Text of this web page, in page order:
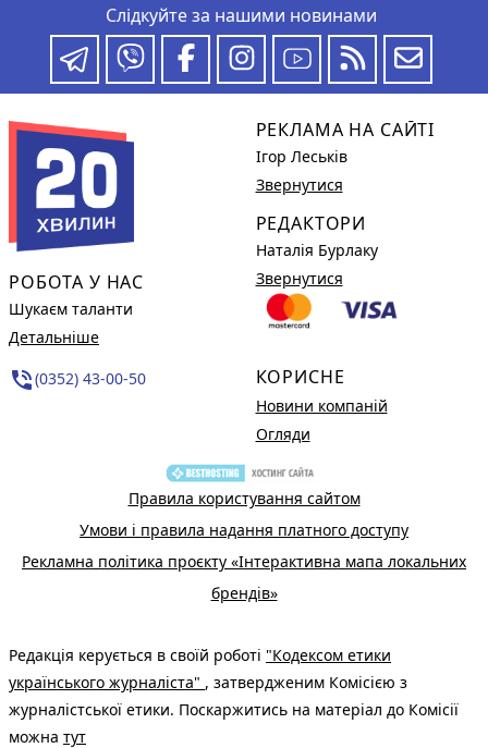
Слідкуйте за нашими новинами
РОБОТА У НАС
Шукаєм таланти
Детальніше
phone_in_talk(0352) 43-00-50
РЕКЛАМА НА САЙТІ
Ігор Леськів
Звернутися
РЕДАКТОРИ
Наталія Бурлаку
Звернутися
КОРИСНЕ
Новини компаній
Огляди
Правила користування сайтом
Умови і правила надання платного доступу
Рекламна політика проєкту «Інтерактивна мапа локальних
брендів»
Редакція керується в своїй роботі "Кодексом етики
українського журналіста" , затвердженим Комісією з
журналістської етики. Поскаржитись на матеріал до Комісії
можна тут